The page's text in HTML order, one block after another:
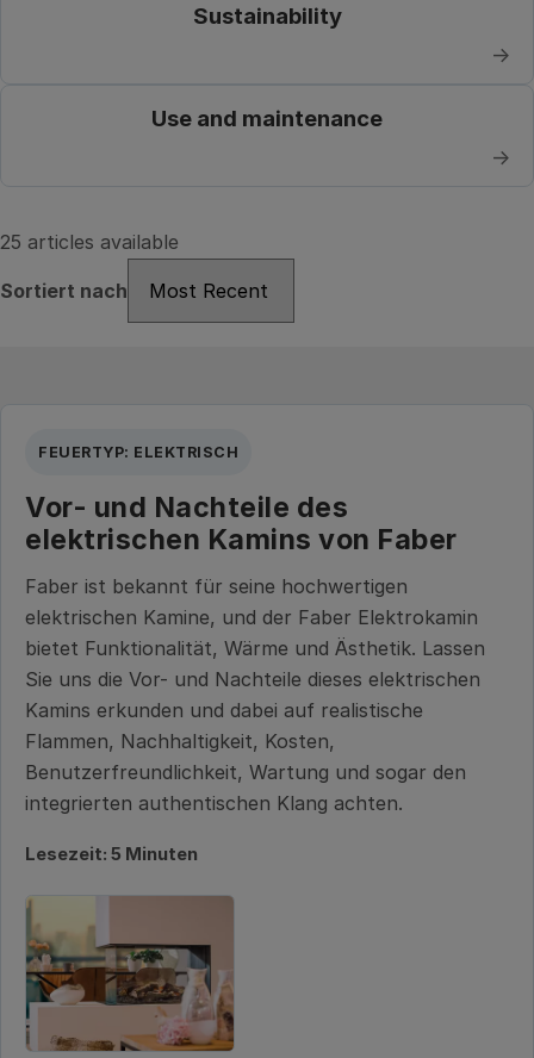
Sustainability
→
Use and maintenance
→
25 articles available
Sortiert nach
FEUERTYP: ELEKTRISCH
Vor- und Nachteile des
elektrischen Kamins von Faber
Faber ist bekannt für seine hochwertigen
elektrischen Kamine, und der Faber Elektrokamin
bietet Funktionalität, Wärme und Ästhetik. Lassen
Sie uns die Vor- und Nachteile dieses elektrischen
Kamins erkunden und dabei auf realistische
Flammen, Nachhaltigkeit, Kosten,
Benutzerfreundlichkeit, Wartung und sogar den
integrierten authentischen Klang achten.
Lesezeit: 5 Minuten